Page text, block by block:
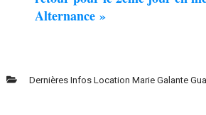
Alternance »
Dernières Infos Location Marie Galante